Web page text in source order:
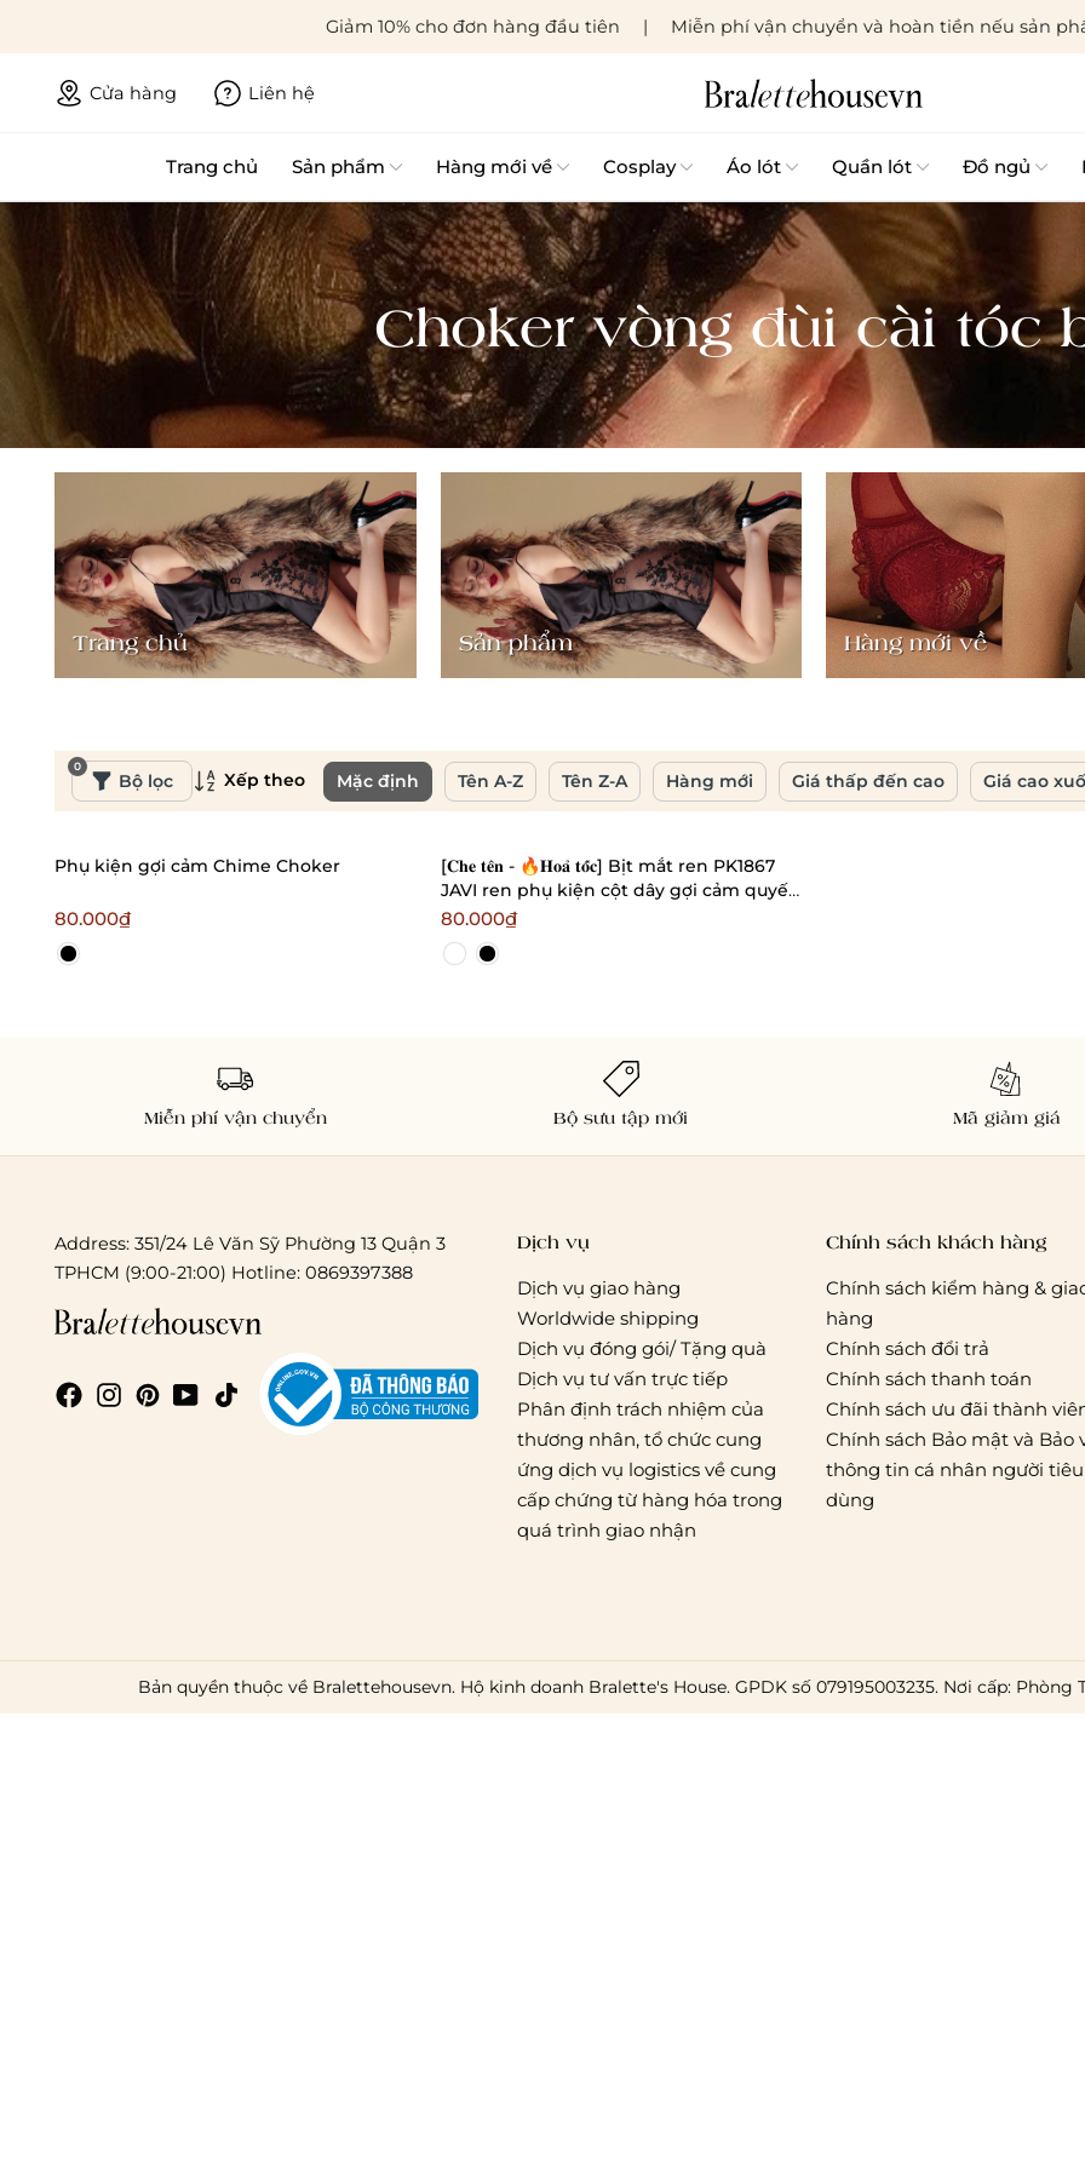
Giảm 10% cho đơn hàng đầu tiên Miễn phí vận chuyển và hoàn tiền nếu sản
Cửa hàng Liên hệ
Trang chủ Sản phẩm Hàng mới về Cosplay Áo lót Quần lót Đồ ngủ
Choker vòng đùi cài tóc
Trang chủ Sản phẩm Hàng mới về
Bộ lọc
0
Xếp theo Mặc định Tên A-Z Tên Z-A Hàng mới Giá thấp đến cao Giá cao
Phụ kiện gợi cảm Chime Choker
80.000₫
[𝐂𝐡𝐞 𝐭𝐞̂𝐧 - 🔥𝐇𝐨𝐚̉ 𝐭𝐨̂́𝐜] Bịt mắt ren PK1867
JAVI ren phụ kiện cột dây gợi cảm quyến
rũ Bralettehousevn
80.000₫
Miễn phí vận chuyển Bộ sưu tập mới Mã giảm giá
Address: 351/24 Lê Văn Sỹ Phường 13 Quận 3
TPHCM (9:00-21:00) Hotline: 0869397388
Dịch vụ
Dịch vụ giao hàng
Worldwide shipping
Dịch vụ đóng gói/ Tặng quà
Dịch vụ tư vấn trực tiếp
Phân định trách nhiệm của
thương nhân, tổ chức cung
ứng dịch vụ logistics về cung
cấp chứng từ hàng hóa trong
quá trình giao nhận
Chính sách khách hàng
Chính sách kiểm hàng &
hàng
Chính sách đổi trả
Chính sách thanh toán
Chính sách ưu đãi thành
Chính sách Bảo mật và Bảo
thông tin cá nhân người tiêu
dùng
Bản quyền thuộc về Bralettehousevn. Hộ kinh doanh Bralette's House. GPDK số 079195003235. Nơi cấp: Phòng